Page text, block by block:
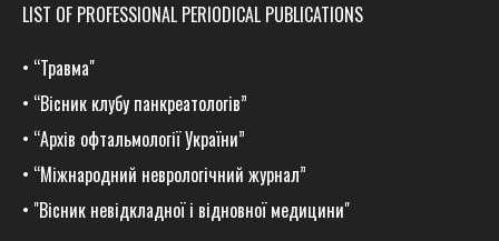
LIST OF PROFESSIONAL PERIODICAL PUBLICATIONS
• “Травма"
• “Вісник клубу панкреатологів”
• “Архів офтальмології України”
• “Міжнародний неврологічний журнал”
• "Вісник невідкладної і відновної медицини"